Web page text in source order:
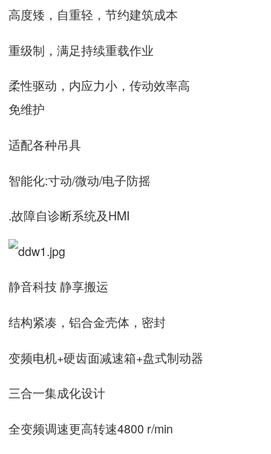
高度矮，自重轻，节约建筑成本
重级制，满足持续重载作业
柔性驱动，内应力小，传动效率高
免维护
适配各种吊具
智能化:寸动/微动/电子防摇
.故障自诊断系统及HMI
静音科技 静享搬运
结构紧凑，铝合金壳体，密封
变频电机+硬齿面减速箱+盘式制动器
三合一集成化设计
全变频调速更高转速4800 r/min